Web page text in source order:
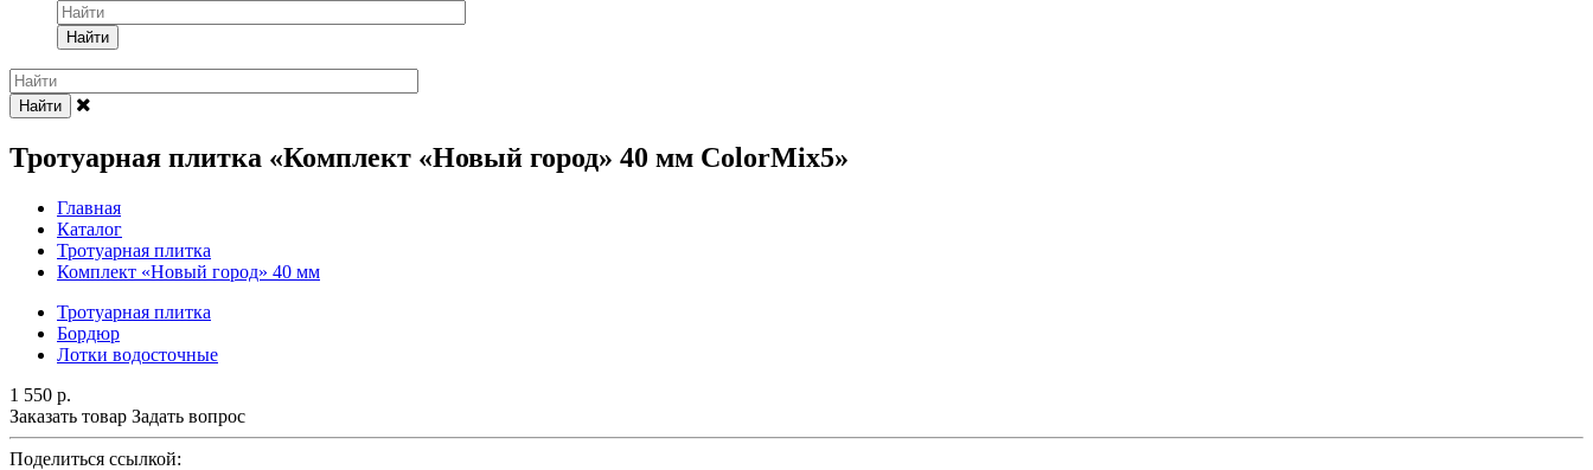
Найти
Найти
Тротуарная плитка «Комплект «Новый город» 40 мм ColorMix5»
Главная
Каталог
Тротуарная плитка
Комплект «Новый город» 40 мм
Тротуарная плитка
Бордюр
Лотки водосточные
1 550 р.
Заказать товар Задать вопрос
Поделиться ссылкой: